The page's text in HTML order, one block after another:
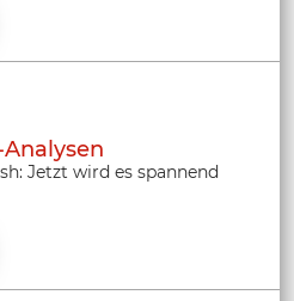
Jetzt wird es spannend